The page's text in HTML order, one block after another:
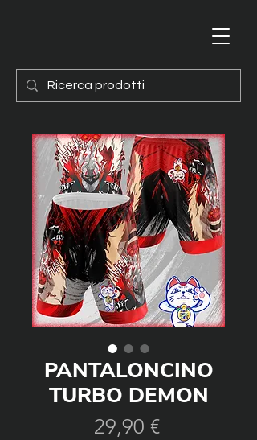
PANTALONCINO
TURBO DEMON
29,90 €Prezzo